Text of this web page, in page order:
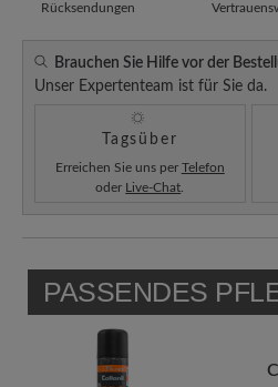
Rücksendungen
Brauchen Sie Hilfe vor der
Unser Expertenteam ist für Sie da.
Tagsüber
Erreichen Sie uns per Telefon
oder Live-Chat
PASSENDES